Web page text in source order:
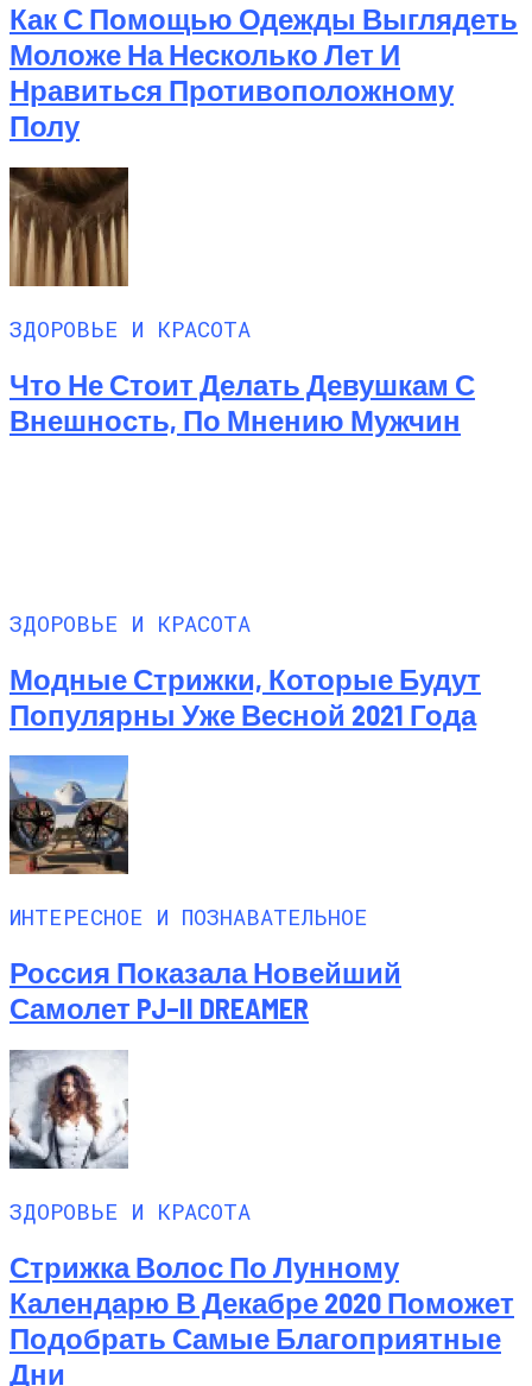
Как С Помощью Одежды Выглядеть
Моложе На Несколько Лет И
Нравиться Противоположному
Полу
ЗДОРОВЬЕ И КРАСОТА
Что Не Стоит Делать Девушкам С
Внешность, По Мнению Мужчин
ЗДОРОВЬЕ И КРАСОТА
Модные Стрижки, Которые Будут
Популярны Уже Весной 2021 Года
ИНТЕРЕСНОЕ И ПОЗНАВАТЕЛЬНОЕ
Россия Показала Новейший
Самолет PJ–II DREAMER
ЗДОРОВЬЕ И КРАСОТА
Стрижка Волос По Лунному
Календарю В Декабре 2020 Поможет
Подобрать Самые Благоприятные
Дни